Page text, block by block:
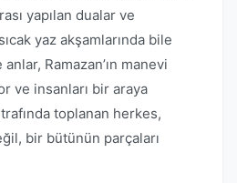
yapılan dualar ve
yaz akşamlarında bile
Ramazan’ın manevi
ve insanları bir araya
toplanan herkes,
bir bütünün parçaları